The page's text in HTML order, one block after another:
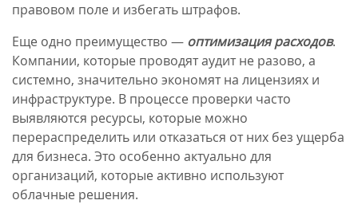
правовом поле и избегать штрафов.
Еще одно преимущество — оптимизация расходов.
Компании, которые проводят аудит не разово, а
системно, значительно экономят на лицензиях и
инфраструктуре. В процессе проверки часто
выявляются ресурсы, которые можно
перераспределить или отказаться от них без ущерба
для бизнеса. Это особенно актуально для
организаций, которые активно используют
облачные решения.